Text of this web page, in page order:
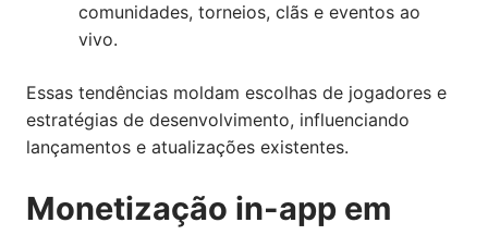
comunidades, torneios, clãs e eventos ao
vivo.
Essas tendências moldam escolhas de jogadores e
estratégias de desenvolvimento, influenciando
lançamentos e atualizações existentes.
Monetização in-app em